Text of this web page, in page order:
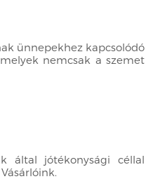
ünnepekhez kapcsolódó
nemcsak a szemet
által jótékonysági céllal